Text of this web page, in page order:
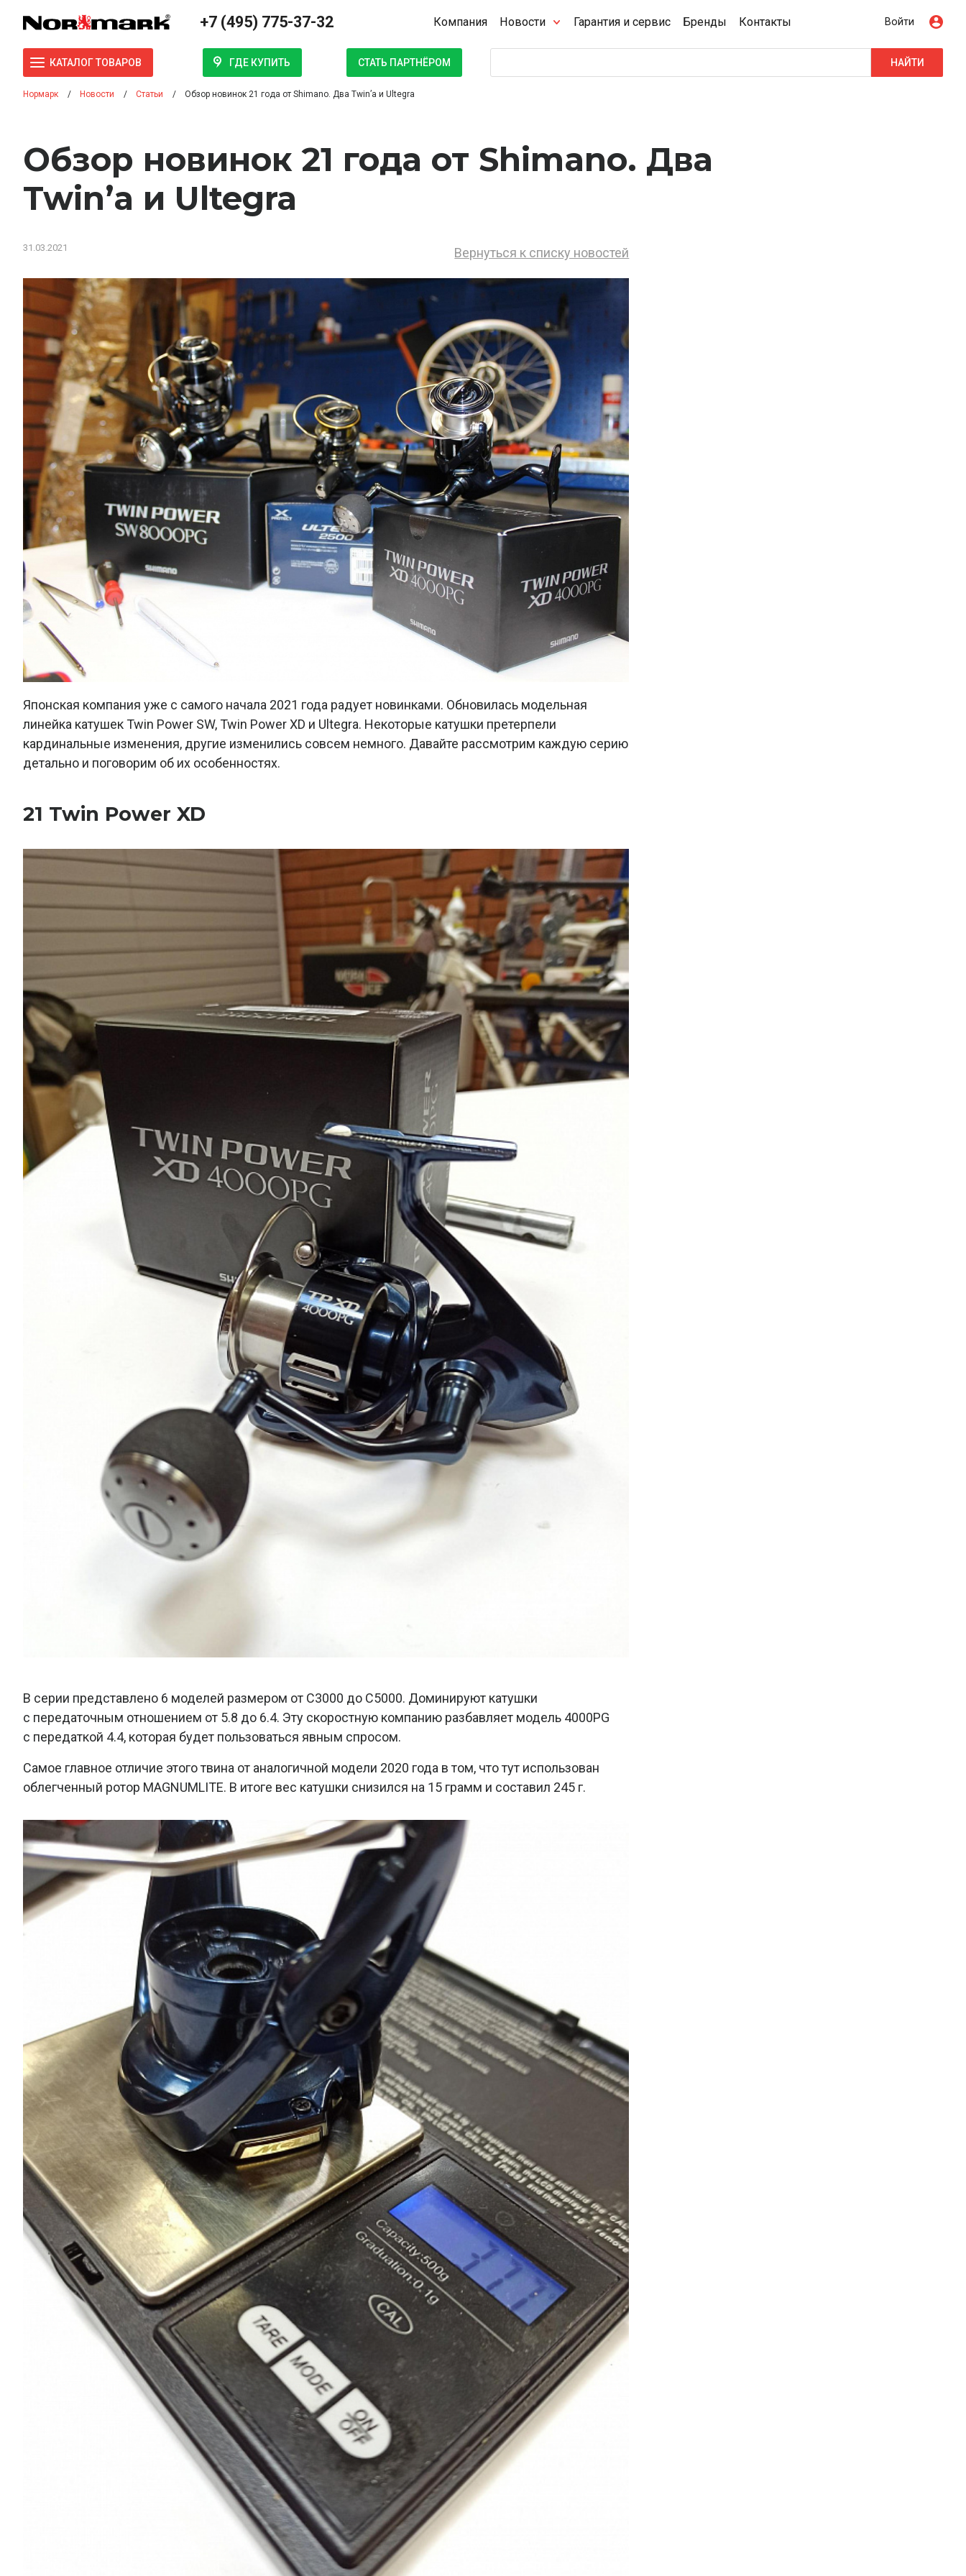
+7 (495) 775-37-32 Компания Новости Гарантия и сервис Бренды Контакты Войти
КАТАЛОГ ТОВАРОВ ГДЕ КУПИТЬ СТАТЬ ПАРТНЁРОМ НАЙТИ
Нормарк Новости Статьи Обзор новинок 21 года от Shimano. Два Twin’а и Ultegra
Обзор новинок 21 года от Shimano. Два
Twin’а и Ultegra
31.03.2021 Вернуться к списку новостей
Японская компания уже с самого начала 2021 года радует новинками. Обновилась модельная
линейка катушек Twin Power SW, Twin Power XD и Ultegra. Некоторые катушки претерпели
кардинальные изменения, другие изменились совсем немного. Давайте рассмотрим каждую серию
детально и поговорим об их особенностях.
21 Twin Power XD
В серии представлено 6 моделей размером от C3000 до С5000. Доминируют катушки
с передаточным отношением от 5.8 до 6.4. Эту скоростную компанию разбавляет модель 4000PG
с передаткой 4.4, которая будет пользоваться явным спросом.
Самое главное отличие этого твина от аналогичной модели 2020 года в том, что тут использован
облегченный ротор MAGNUMLITE. В итоге вес катушки снизился на 15 грамм и составил 245 г.